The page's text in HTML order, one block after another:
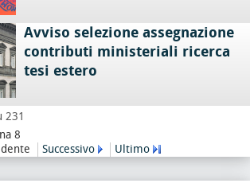
Avviso selezione assegnazione
contributi ministeriali ricerca
tesi estero
231
8
Successivo Ultimo